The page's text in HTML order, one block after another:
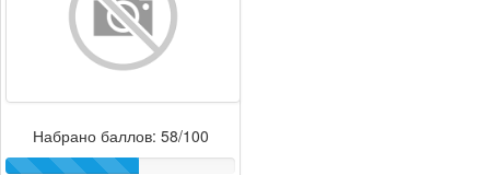
Набрано баллов: 58/100